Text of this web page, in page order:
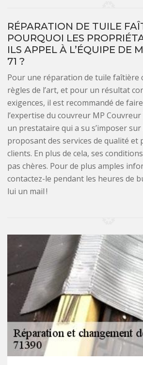
RÉPARATION DE TUILE
POURQUOI LES
ILS APPEL À L’ÉQUIPE DE
71 ?
Pour une réparation de tuile faîtière
règles de l’art, et pour un résultat
exigences, il est recommandé de
l’expertise du couvreur MP
un prestataire qui a su s’imposer
proposant des services de qualité et
clients. En plus de cela, ses
pas chères. Pour de plus amples
contactez-le pendant les heures de
lui un mail !